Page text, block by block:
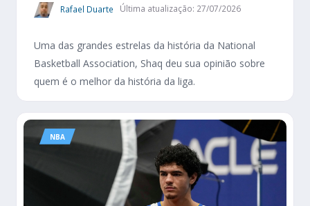
Rafael Duarte Última atualização: 27/07/2026
Uma das grandes estrelas da história da National
Basketball Association, Shaq deu sua opinião sobre
quem é o melhor da história da liga.
NBA